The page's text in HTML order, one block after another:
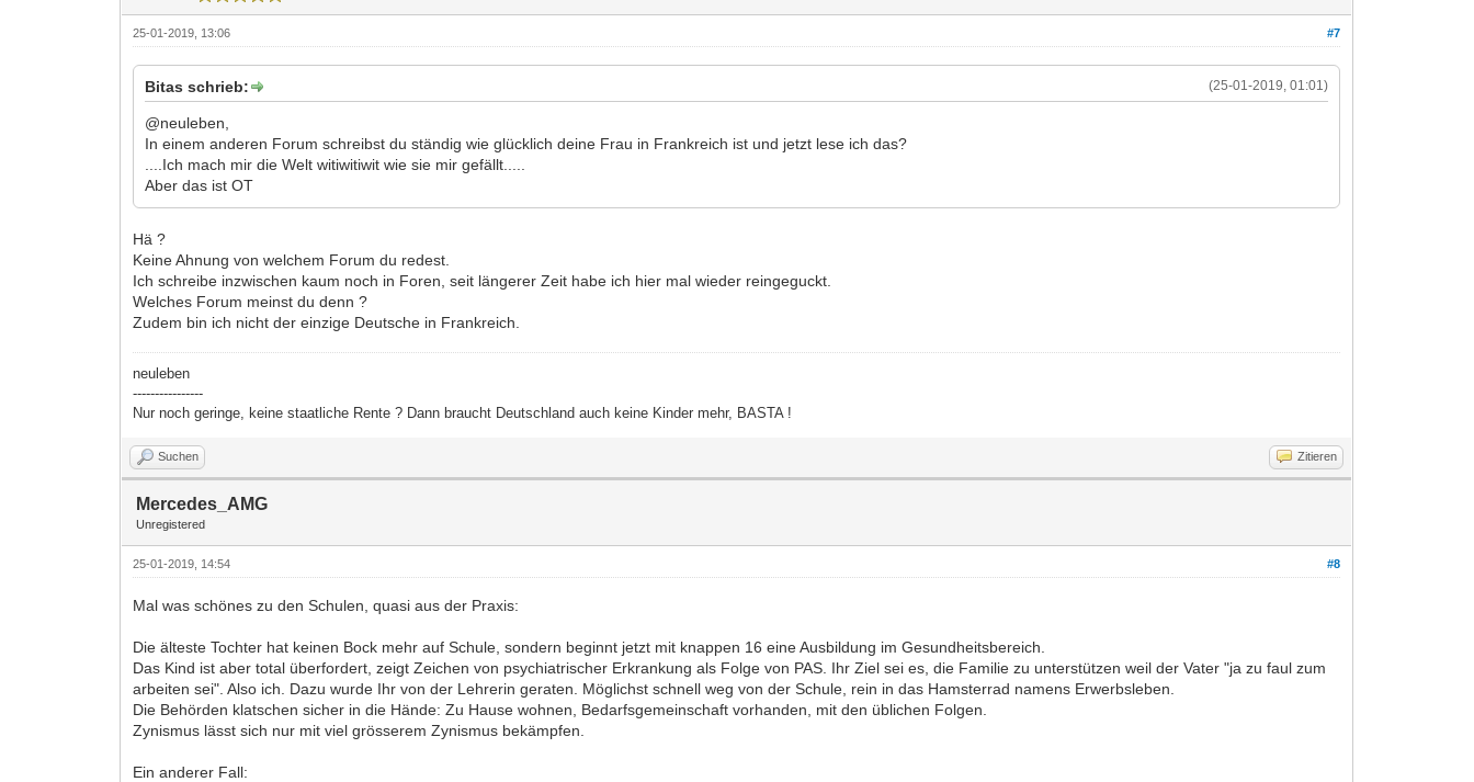
#7
25-01-2019, 13:06
(25-01-2019, 01:01)
Bitas schrieb:
@neuleben,
In einem anderen Forum schreibst du ständig wie glücklich deine Frau in Frankreich ist und jetzt lese ich das?
....Ich mach mir die Welt witiwitiwit wie sie mir gefällt.....
Aber das ist OT
Hä ?
Keine Ahnung von welchem Forum du redest.
Ich schreibe inzwischen kaum noch in Foren, seit längerer Zeit habe ich hier mal wieder reingeguckt.
Welches Forum meinst du denn ?
Zudem bin ich nicht der einzige Deutsche in Frankreich.
neuleben
----------------
Nur noch geringe, keine staatliche Rente ? Dann braucht Deutschland auch keine Kinder mehr, BASTA !
Suchen Zitieren
Mercedes_AMG
Unregistered
#8
25-01-2019, 14:54
Mal was schönes zu den Schulen, quasi aus der Praxis:
Die älteste Tochter hat keinen Bock mehr auf Schule, sondern beginnt jetzt mit knappen 16 eine Ausbildung im Gesundheitsbereich.
Das Kind ist aber total überfordert, zeigt Zeichen von psychiatrischer Erkrankung als Folge von PAS. Ihr Ziel sei es, die Familie zu unterstützen weil der Vater "ja zu faul zum
arbeiten sei". Also ich. Dazu wurde Ihr von der Lehrerin geraten. Möglichst schnell weg von der Schule, rein in das Hamsterrad namens Erwerbsleben.
Die Behörden klatschen sicher in die Hände: Zu Hause wohnen, Bedarfsgemeinschaft vorhanden, mit den üblichen Folgen.
Zynismus lässt sich nur mit viel grösserem Zynismus bekämpfen.
Ein anderer Fall: